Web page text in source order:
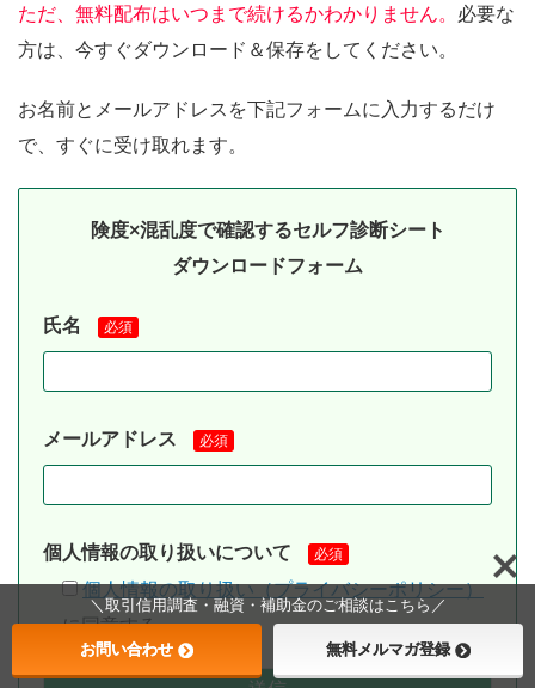
ただ、無料配布はいつまで続けるかわかりません。 必要な
方は、今すぐダウンロード＆保存をしてください。
お名前とメールアドレスを下記フォームに入力するだけ
で、すぐに受け取れます。
険度×混乱度で確認するセルフ診断シート
ダウンロードフォーム
氏名 必須
メールアドレス 必須
個人情報の取り扱いについて 必須
個人情報の取り扱い（プライバシーポリシー）
に同意する
＼取引信用調査・融資・補助金のご相談はこちら／
お問い合わせ 無料メルマガ登録